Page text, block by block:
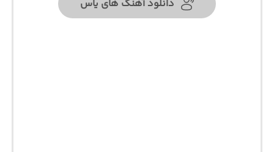
دانلود آهنگ های یاس